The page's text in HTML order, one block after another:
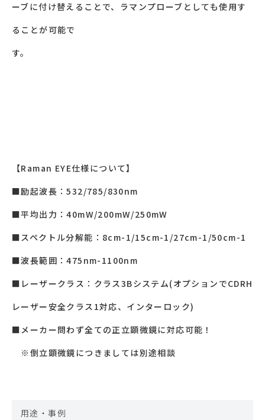
ーブに付け替えることで、ラマンプローブとしても使用す
ることが可能で
す。
【Raman EYE仕様について】
■励起波⻑：532/785/830nm
■平均出⼒：40mW/200mW/250mW
■スペクトル分解能：8cm-1/15cm-1/27cm-1/50cm-1
■波⻑範囲：475nm-1100nm
■レーザークラス：クラス3Bシステム(オプションでCDRH
レーザー安全クラス1対応、インターロック)
■メーカー問わず全ての正⽴顕微鏡に対応可能！
※倒⽴顕微鏡につきましては別途相談
用途・事例